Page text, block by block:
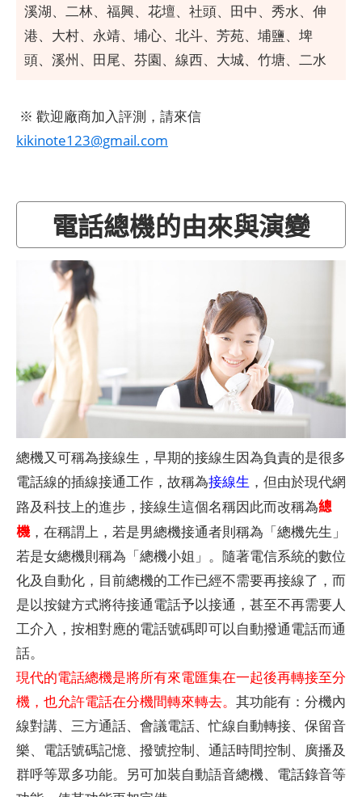
溪湖、二林、福興、花壇、社頭、田中、秀水、伸
港、大村、永靖、埔心、北斗、芳苑、埔鹽、埤
頭、溪州、田尾、芬園、線西、大城、竹塘、二水
※ 歡迎廠商加入評測，請來信
kikinote123@gmail.com
電話總機的由來與演變
總機又可稱為接線生，早期的接線生因為負責的是很多
電話線的插線接通工作，故稱為接線生 ，但由於現代網
路及科技上的進步，接線生這個名稱因此而改稱為總
機，在稱謂上，若是男總機接通者則稱為「總機先生」
若是女總機則稱為「總機小姐」。隨著電信系統的數位
化及自動化，目前總機的工作已經不需要再接線了，而
是以按鍵方式將待接通電話予以接通，甚至不再需要人
工介入，按相對應的電話號碼即可以自動撥通電話而通
話。
現代的電話總機是將所有來電匯集在一起後再轉接至分
機，也允許電話在分機間轉來轉去。 其功能有：分機內
線對講、三方通話、會議電話、忙線自動轉接、保留音
樂、電話號碼記憶、撥號控制、通話時間控制、廣播及
群呼等眾多功能。另可加裝自動語音總機、電話錄音等